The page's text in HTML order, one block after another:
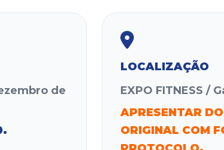
de
LOCALIZAÇÃO
EXPO FITNESS /
APRESENTAR
ORIGINAL COM